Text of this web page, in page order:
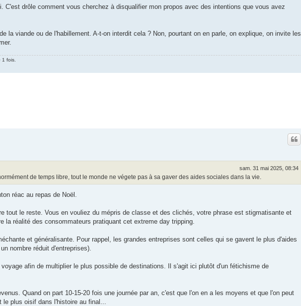
C'est drôle comment vous cherchez à disqualifier mon propos avec des intentions que vous avez
la viande ou de l'habillement. A-t-on interdit cela ? Non, pourtant on en parle, on explique, on invite les
fois.
sam. 31 mai 2025, 08:34
de temps libre, tout le monde ne végete pas à sa gaver des aides sociales dans la vie.
réac au repas de Noël.
tout le reste. Vous en vouliez du mépris de classe et des clichés, votre phrase est stigmatisante et
la réalité des consommateurs pratiquant cet extreme day tripping.
et généralisante. Pour rappel, les grandes entreprises sont celles qui se gavent le plus d'aides
nombre réduit d'entreprises).
afin de multiplier le plus possible de destinations. Il s'agit ici plutôt d'un fétichisme de
Quand on part 10-15-20 fois une journée par an, c'est que l'on en a les moyens et que l'on peut
plus oisif dans l'histoire au final...